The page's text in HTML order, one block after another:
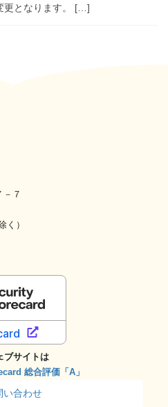
更となります。 […]
７
く）
ブサイトは
総合評価「A」
い合わせ